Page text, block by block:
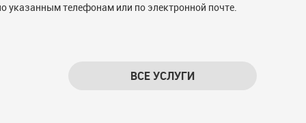
указанным телефонам или по электронной почте.
ВСЕ УСЛУГИ